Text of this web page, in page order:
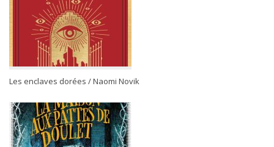
Les enclaves dorées / Naomi Novik